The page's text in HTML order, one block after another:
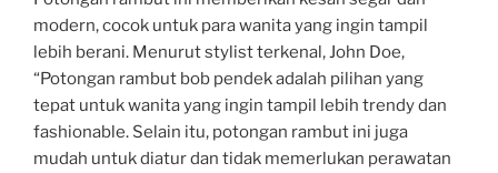
modern, cocok untuk para wanita yang ingin tampil
lebih berani. Menurut stylist terkenal, John Doe,
“Potongan rambut bob pendek adalah pilihan yang
tepat untuk wanita yang ingin tampil lebih trendy dan
fashionable. Selain itu, potongan rambut ini juga
mudah untuk diatur dan tidak memerlukan perawatan